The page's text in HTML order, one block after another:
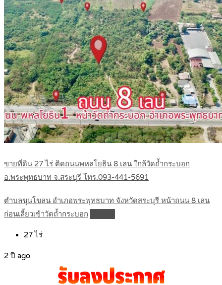
ขายที่ดิน 27 ไร่ ติดถนนพหลโยธิน 8 เลน ใกล้วัดถ้ำกระบอก
อ.พระพุทธบาท จ.สระบุรี โทร.093-441-5691
ตำบลขุนโขลน อำเภอพระพุทธบาท จังหวัดสระบุรี หน้าถนน 8 เลน
ก่อนเลี้ยวเข้าวัดถ้ำกระบอก
27ไร่
2 ปี ago